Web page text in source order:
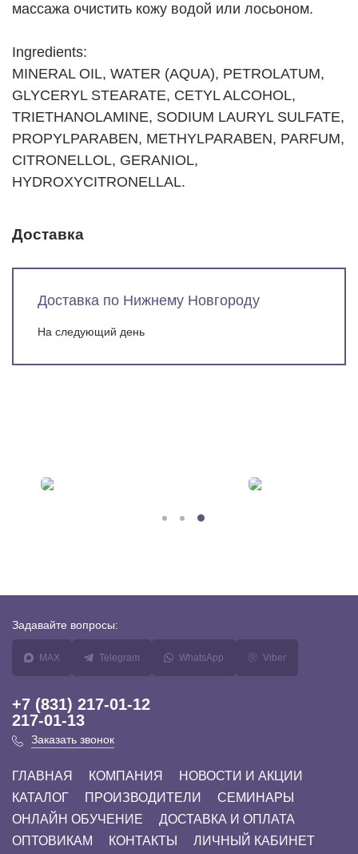
массажа очистить кожу водой или лосьоном.
Ingredients:
MINERAL OIL, WATER (AQUA), PETROLATUM,
GLYCERYL STEARATE, CETYL ALCOHOL,
TRIETHANOLAMINE, SODIUM LAURYL SULFATE,
PROPYLPARABEN, METHYLPARABEN, PARFUM,
CITRONELLOL, GERANIOL,
HYDROXYCITRONELLAL.
Доставка
Доставка по Нижнему Новгороду
На следующий день
Задавайте вопросы:
MAX Telegram WhatsApp Viber
+7 (831) 217-01-12
217-01-13
Заказать звонок
ГЛАВНАЯ КОМПАНИЯ
НОВОСТИ И АКЦИИ
КАТАЛОГ
ПРОИЗВОДИТЕЛИ
СЕМИНАРЫ
ОНЛАЙН ОБУЧЕНИЕ
ДОСТАВКА И ОПЛАТА
ОПТОВИКАМ
КОНТАКТЫ ЛИЧНЫЙ КАБИНЕТ